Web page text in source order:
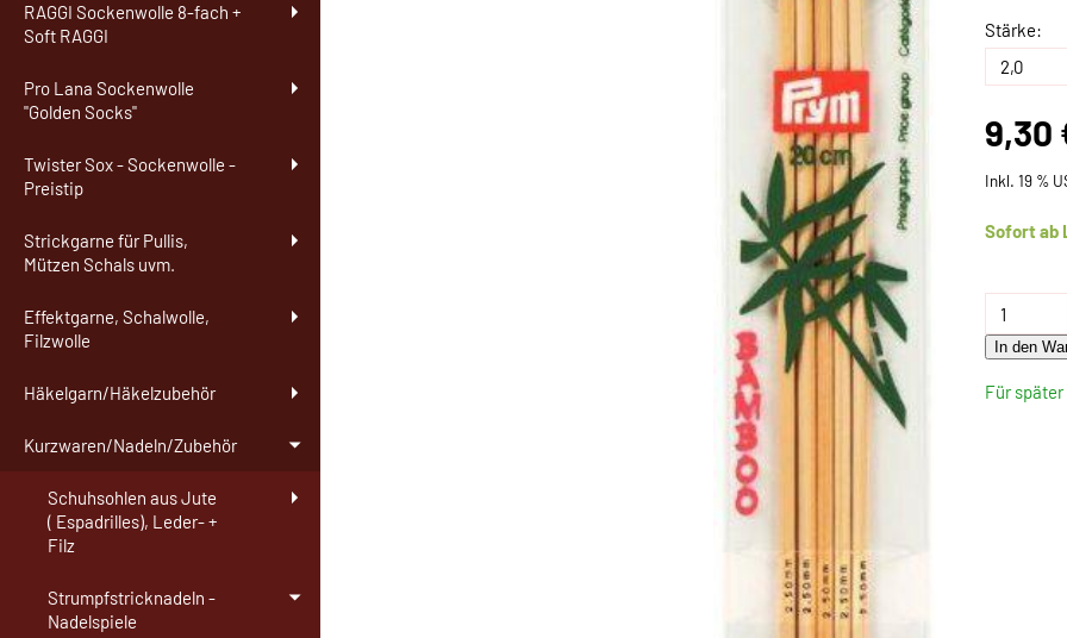
RAGGI Sockenwolle 8-fach +
Soft RAGGI
Pro Lana Sockenwolle
"Golden Socks"
Twister Sox - Sockenwolle -
Preistip
Strickgarne für Pullis,
Mützen Schals uvm.
Effektgarne, Schalwolle,
Filzwolle
Häkelgarn/Häkelzubehör
Kurzwaren/Nadeln/Zubehör
Schuhsohlen aus Jute
( Espadrilles), Leder- +
Filz
Strumpfstricknadeln -
Nadelspiele
Stärke:
9,30
Inkl. 19 %
Sofort ab
In den
Für